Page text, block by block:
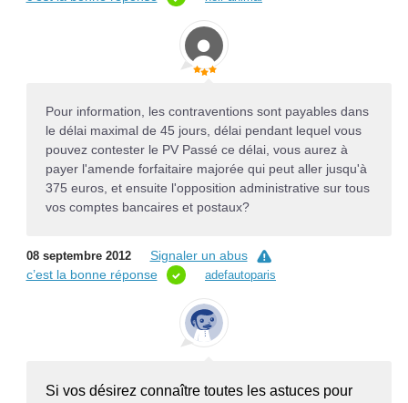
Pour information, les contraventions sont payables dans
le délai maximal de 45 jours, délai pendant lequel vous
pouvez contester le PV Passé ce délai, vous aurez à
payer l'amende forfaitaire majorée qui peut aller jusqu'à
375 euros, et ensuite l'opposition administrative sur tous
vos comptes bancaires et postaux?
08 septembre 2012
Signaler un abus
c’est la bonne réponse
adefautoparis
Si vos désirez connaître toutes les astuces pour